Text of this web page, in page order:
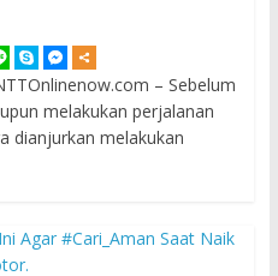
– Sebelum
melakukan perjalanan
dianjurkan melakukan